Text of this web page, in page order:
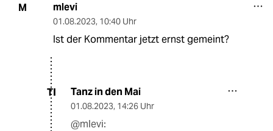
M mlevi
01.08.2023, 10:40 Uhr
Ist der Kommentar jetzt ernst gemeint?
TI Tanz in den Mai
01.08.2023, 14:26 Uhr
@mlevi: